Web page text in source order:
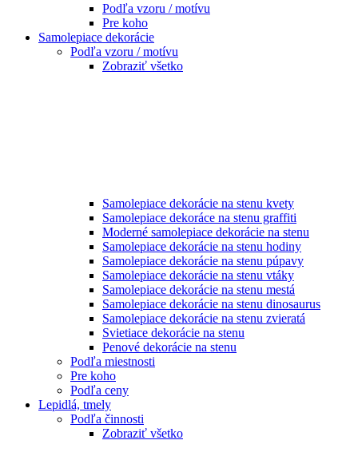
Podľa vzoru / motívu
Pre koho
Samolepiace dekorácie
Podľa vzoru / motívu
Zobraziť všetko
Samolepiace dekorácie na stenu kvety
Samolepiace dekoráce na stenu graffiti
Moderné samolepiace dekorácie na stenu
Samolepiace dekorácie na stenu hodiny
Samolepiace dekorácie na stenu púpavy
Samolepiace dekorácie na stenu vtáky
Samolepiace dekorácie na stenu mestá
Samolepiace dekorácie na stenu dinosaurus
Samolepiace dekorácie na stenu zvieratá
Svietiace dekorácie na stenu
Penové dekorácie na stenu
Podľa miestnosti
Pre koho
Podľa ceny
Lepidlá, tmely
Podľa činnosti
Zobraziť všetko